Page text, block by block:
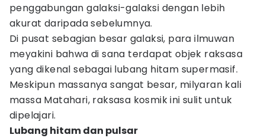
penggabungan galaksi-galaksi dengan lebih
akurat daripada sebelumnya.
Di pusat sebagian besar galaksi, para ilmuwan
meyakini bahwa di sana terdapat objek raksasa
yang dikenal sebagai lubang hitam supermasif.
Meskipun massanya sangat besar, milyaran kali
massa Matahari, raksasa kosmik ini sulit untuk
dipelajari.
Lubang hitam dan pulsar